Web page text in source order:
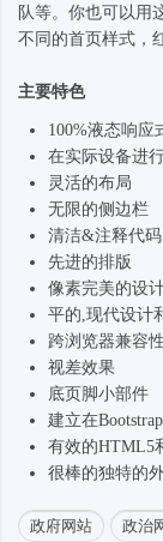
队等。你也可以用
不同的首页样式，
主要特色
100%液态响应
在实际设备进
灵活的布局
无限的侧边栏
清洁&注释代码
先进的排版
像素完美的设
平的,现代设计
跨浏览器兼容性
视差效果
底页脚小部件
建立在
有效的HTML5
很棒的独特的
政府网站 政治